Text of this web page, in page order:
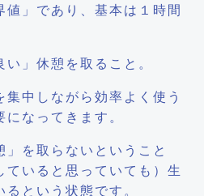
値」であり、基本は１時間
」休憩を取ること。
中しながら効率よく使う
なってきます。
を取らないということ
ていると思っていても）生
という状態です。